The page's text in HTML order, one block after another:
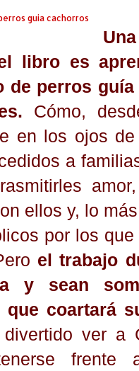
libro es
de perros
Cómo,
en los ojos
a
ellos y, lo
por los
el trabajo
y sean
que coartará
ver a